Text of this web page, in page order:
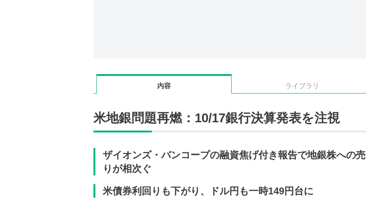
内容 ライブラリ
米地銀問題再燃：10/17銀行決算発表を注視
ザイオンズ・バンコープの融資焦げ付き報告で地銀株への売
りが相次ぐ
米債券利回りも下がり、ドル円も一時149円台に